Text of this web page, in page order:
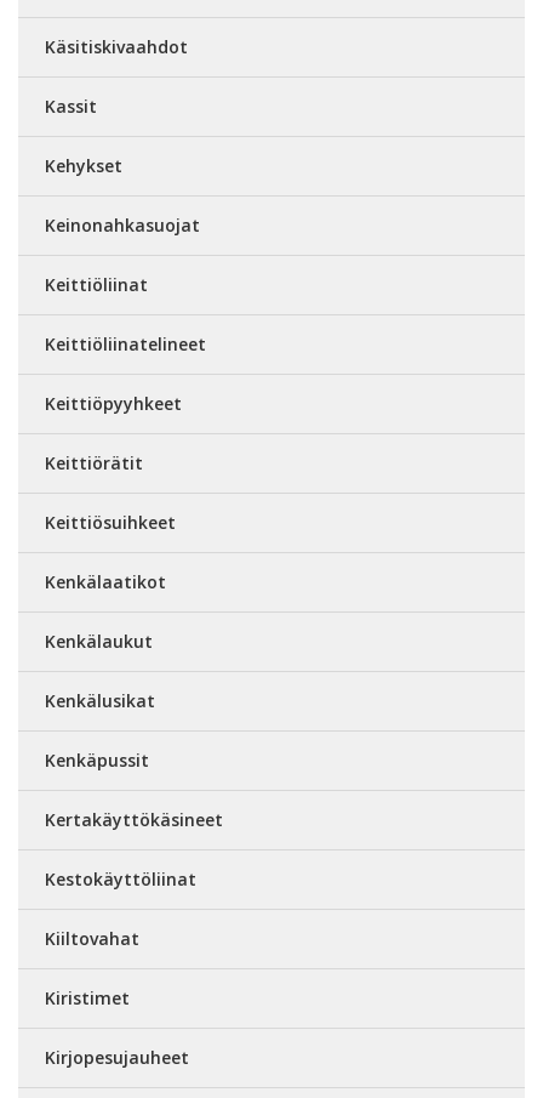
Käsitiskivaahdot
Kassit
Kehykset
Keinonahkasuojat
Keittiöliinat
Keittiöliinatelineet
Keittiöpyyhkeet
Keittiörätit
Keittiösuihkeet
Kenkälaatikot
Kenkälaukut
Kenkälusikat
Kenkäpussit
Kertakäyttökäsineet
Kestokäyttöliinat
Kiiltovahat
Kiristimet
Kirjopesujauheet